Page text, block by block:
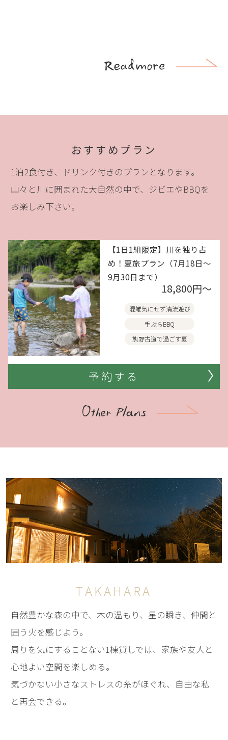
おすすめプラン
1泊2食付き、ドリンク付きのプランとなります。
山々と川に囲まれた大自然の中で、ジビエやBBQを
お楽しみ下さい。
【1日1組限定】川を独り占
め！夏旅プラン（7月18日～
9月30日まで）
18,800円〜
混雑気にせず清流遊び
手ぶらBBQ
熊野古道で過ごす夏
予約する
TAKAHARA
自然豊かな森の中で、木の温もり、星の瞬き、仲間と
囲う火を感じよう。
周りを気にすることない1棟貸しでは、家族や友人と
心地よい空間を楽しめる。
気づかない小さなストレスの糸がほぐれ、自由な私
と再会できる。